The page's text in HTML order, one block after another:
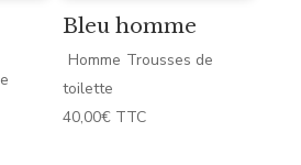
Bleu homme
Homme Trousses de
toilette
40,00€ TTC